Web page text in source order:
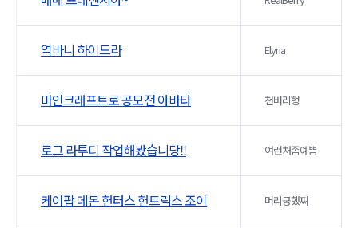
역바니 하이드라 Elyna
마인크래프트로 공모전 아바타 천버리형
로그 라투디 작업해봤습니당!! 여런처좀예쁨
케이팝 데몬 헌터스 헌트릭스 조이 머리쿵했쪄